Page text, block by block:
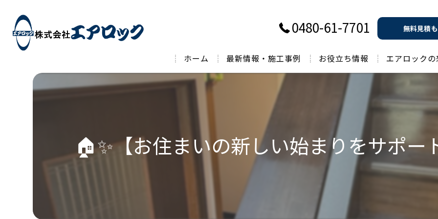
0480-61-7701 無料見積
ホーム 最新情報・施工事例 お役立ち情報
過去のお役立ち情報
エアロック
🏠✨【お住まいの新しい始まりをサポー